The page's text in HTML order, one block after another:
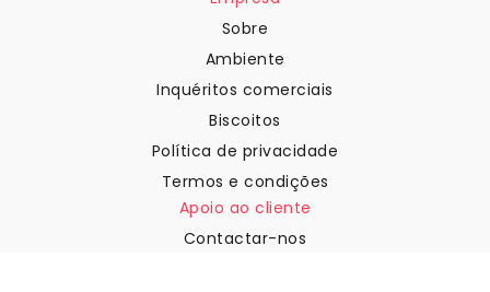
Sobre
Ambiente
Inquéritos comerciais
Biscoitos
Política de privacidade
Termos e condições
Apoio ao cliente
Contactar-nos